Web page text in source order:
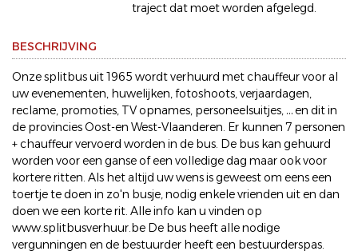
traject dat moet worden afgelegd.
BESCHRIJVING
Onze splitbus uit 1965 wordt verhuurd met chauffeur voor al
uw evenementen, huwelijken, fotoshoots, verjaardagen,
reclame, promoties, TV opnames, personeelsuitjes, … en dit in
de provincies Oost-en West-Vlaanderen. Er kunnen 7 personen
+ chauffeur vervoerd worden in de bus. De bus kan gehuurd
worden voor een ganse of een volledige dag maar ook voor
kortere ritten. Als het altijd uw wens is geweest om eens een
toertje te doen in zo'n busje, nodig enkele vrienden uit en dan
doen we een korte rit. Alle info kan u vinden op
www.splitbusverhuur.be De bus heeft alle nodige
vergunningen en de bestuurder heeft een bestuurderspas.